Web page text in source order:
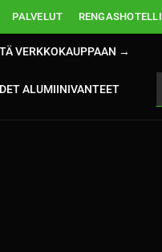
PALVELUT RENGASHOTELLI
VERKKOKAUPPAAN →
ALUMIINIVANTEET